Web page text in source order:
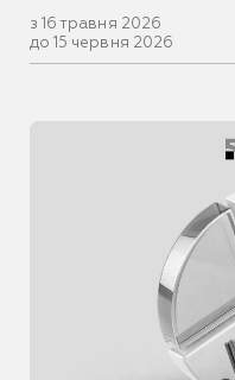
з 16 травня 2026
до 15 червня 2026